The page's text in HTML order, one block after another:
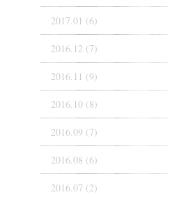
2017.01 (6)
2016.12 (7)
2016.11 (9)
2016.10 (8)
2016.09 (7)
2016.08 (6)
2016.07 (2)